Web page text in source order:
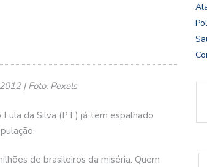
| Foto: Pexels
da Silva (PT) já tem espalhado
de brasileiros da miséria. Quem